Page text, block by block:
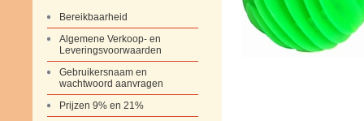
Bereikbaarheid
Algemene Verkoop- en
Leveringsvoorwaarden
Gebruikersnaam en
wachtwoord aanvragen
Prijzen 9% en 21%